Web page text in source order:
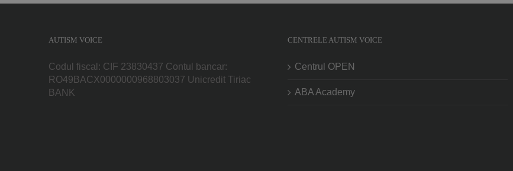
AUTISM VOICE
Codul fiscal: CIF 23830437 Contul bancar:
RO49BACX0000000968803037 Unicredit Tiriac
BANK
CENTRELE AUTISM VOICE
Centrul OPEN
ABA Academy